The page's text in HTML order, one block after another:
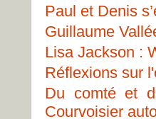
Paul et Denis
Guillaume
Lisa Jackson :
Réflexions sur
Du comté et
Courvoisier